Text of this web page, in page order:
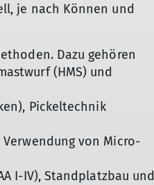
je nach Können und
Dazu gehören
(HMS) und
Pickeltechnik
von Micro-
I-IV), Standplatzbau und